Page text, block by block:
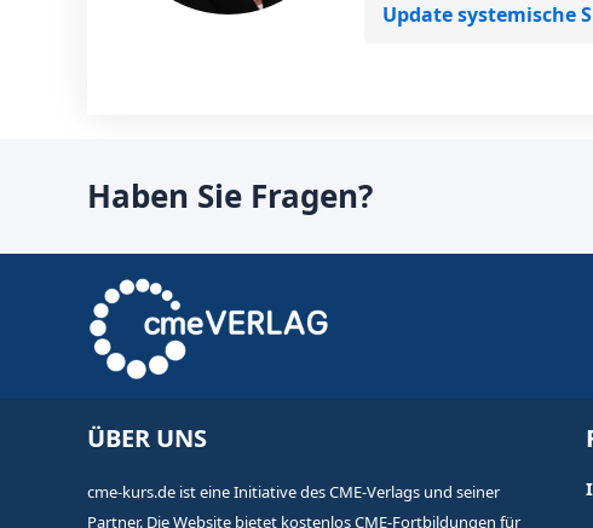
Update systemische
Haben Sie Fragen?
ÜBER UNS
cme-kurs.de ist eine Initiative des CME-Verlags und seiner
Partner. Die Website bietet kostenlos CME-Fortbildungen für